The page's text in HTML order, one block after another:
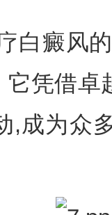
癜风的
它凭借
,成为众